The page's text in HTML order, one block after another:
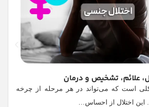
تشخیص و درمان
که می‌تواند در هر مرحله از چرخه
از احساس…